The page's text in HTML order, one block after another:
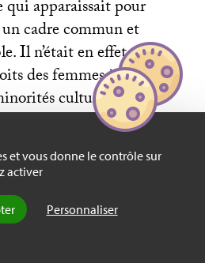
et vous donne le contrôle sur
activer
Personnaliser
qui apparaissait pour
cadre commun et
Il n’était en effet
des femmes à l’égalité
culturelles à la
la légitimité de leurs
ne peut être
aujourd’hui, alors même
que les
ne peuvent être